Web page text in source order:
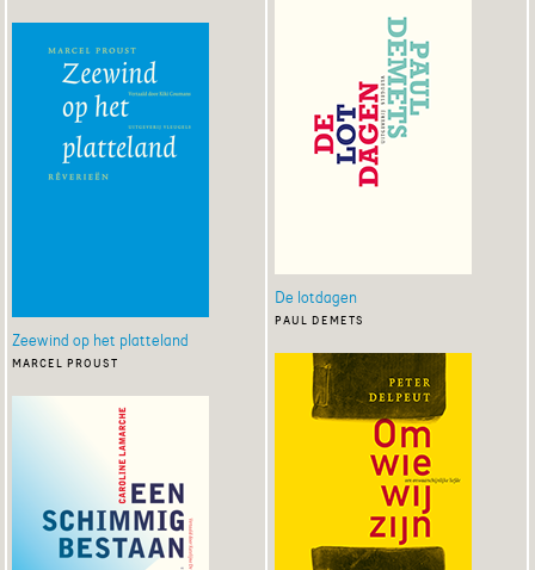
Zeewind op het platteland
marcel proust
De lotdagen
paul demets